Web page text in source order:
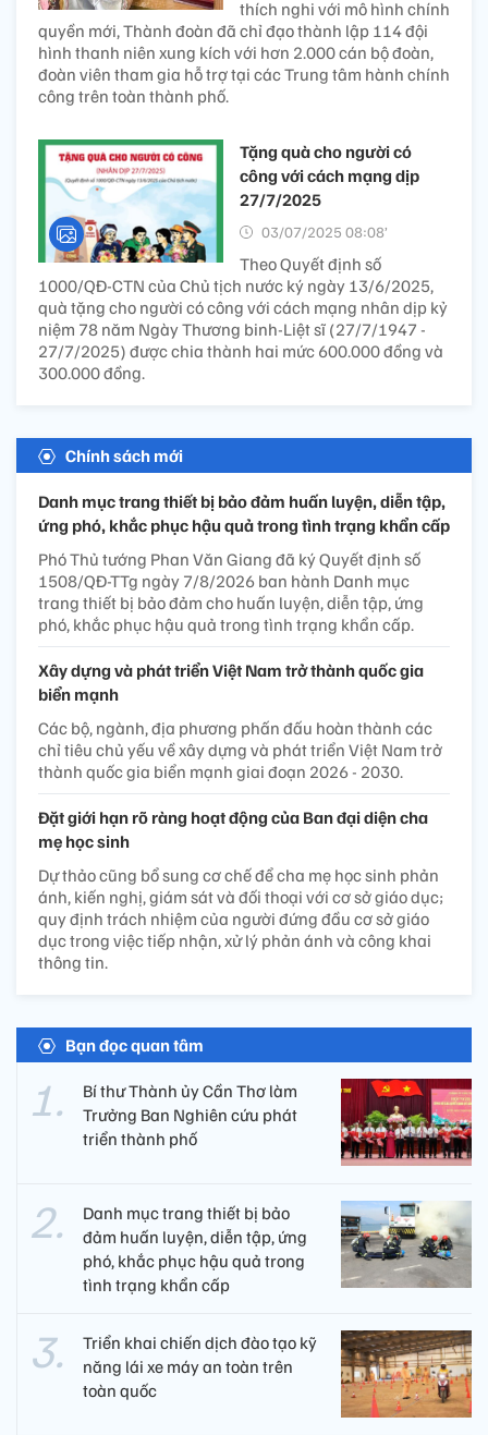
thích nghi với mô hình chính
quyền mới, Thành đoàn đã chỉ đạo thành lập 114 đội
hình thanh niên xung kích với hơn 2.000 cán bộ đoàn,
đoàn viên tham gia hỗ trợ tại các Trung tâm hành chính
công trên toàn thành phố.
Tặng quà cho người có
công với cách mạng dịp
27/7/2025
03/07/2025 08:08’
Theo Quyết định số
1000/QĐ-CTN của Chủ tịch nước ký ngày 13/6/2025,
quà tặng cho người có công với cách mạng nhân dịp kỷ
niệm 78 năm Ngày Thương binh-Liệt sĩ (27/7/1947 -
27/7/2025) được chia thành hai mức 600.000 đồng và
300.000 đồng.
Chính sách mới
Danh mục trang thiết bị bảo đảm huấn luyện, diễn tập,
ứng phó, khắc phục hậu quả trong tình trạng khẩn cấp
Phó Thủ tướng Phan Văn Giang đã ký Quyết định số
1508/QĐ-TTg ngày 7/8/2026 ban hành Danh mục
trang thiết bị bảo đảm cho huấn luyện, diễn tập, ứng
phó, khắc phục hậu quả trong tình trạng khẩn cấp.
Xây dựng và phát triển Việt Nam trở thành quốc gia
biển mạnh
Các bộ, ngành, địa phương phấn đấu hoàn thành các
chỉ tiêu chủ yếu về xây dựng và phát triển Việt Nam trở
thành quốc gia biển mạnh giai đoạn 2026 - 2030.
Đặt giới hạn rõ ràng hoạt động của Ban đại diện cha
mẹ học sinh
Dự thảo cũng bổ sung cơ chế để cha mẹ học sinh phản
ánh, kiến nghị, giám sát và đối thoại với cơ sở giáo dục;
quy định trách nhiệm của người đứng đầu cơ sở giáo
dục trong việc tiếp nhận, xử lý phản ánh và công khai
thông tin.
Bạn đọc quan tâm
Bí thư Thành ủy Cần Thơ làm
Trưởng Ban Nghiên cứu phát
triển thành phố
Danh mục trang thiết bị bảo
đảm huấn luyện, diễn tập, ứng
phó, khắc phục hậu quả trong
tình trạng khẩn cấp
Triển khai chiến dịch đào tạo kỹ
năng lái xe máy an toàn trên
toàn quốc